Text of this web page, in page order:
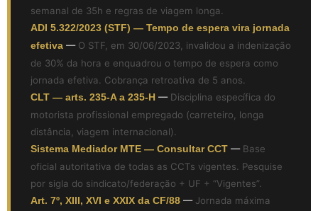
semanal de 35h e regras de viagem longa.
ADI 5.322/2023 (STF) — Tempo de espera vira jornada
efetiva — O STF, em 30/06/2023, invalidou a indenização
de 30% da hora e enquadrou o tempo de espera como
jornada efetiva. Cobrança retroativa de 5 anos.
CLT — arts. 235-A a 235-H — Disciplina específica do
motorista profissional empregado (carreteiro, longa
distância, viagem internacional).
Sistema Mediador MTE — Consultar CCT — Base
oficial autoritativa de todas as CCTs vigentes. Pesquise
por sigla do sindicato/federação + UF + “Vigentes”.
Art. 7º, XIII, XVI e XXIX da CF/88 — Jornada máxima